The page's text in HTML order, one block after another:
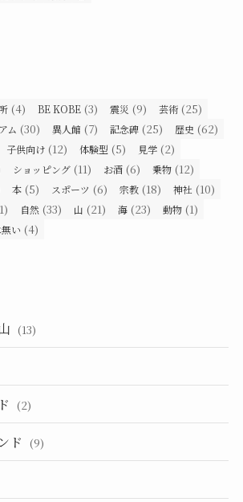
(4) BE KOBE (3) 震災 (9) 芸術 (25)
ム (30) 異人館 (7) 記念碑 (25) 歴史 (62)
子供向け (12) 体験型 (5) 見学 (2)
ショッピング (11) お酒 (6) 乗物 (12)
本 (5) スポーツ (6) 宗教 (18) 神社 (10)
自然 (33) 山 (21) 海 (23) 動物 (1)
い (4)
(13)
(2)
ド (9)